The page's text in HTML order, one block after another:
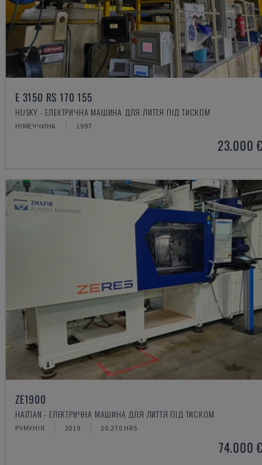
E 3150 RS 170 155
HUSKY - ЕЛЕКТРИЧНА МАШИНА ДЛЯ ЛИТТЯ ПІД ТИСКОМ
НІМЕЧЧИНА 1997
23.000
ZE1900
HAITIAN - ЕЛЕКТРИЧНА МАШИНА ДЛЯ ЛИТТЯ ПІД ТИСКОМ
РУМУНІЯ 2019 20.270 HRS
74.000